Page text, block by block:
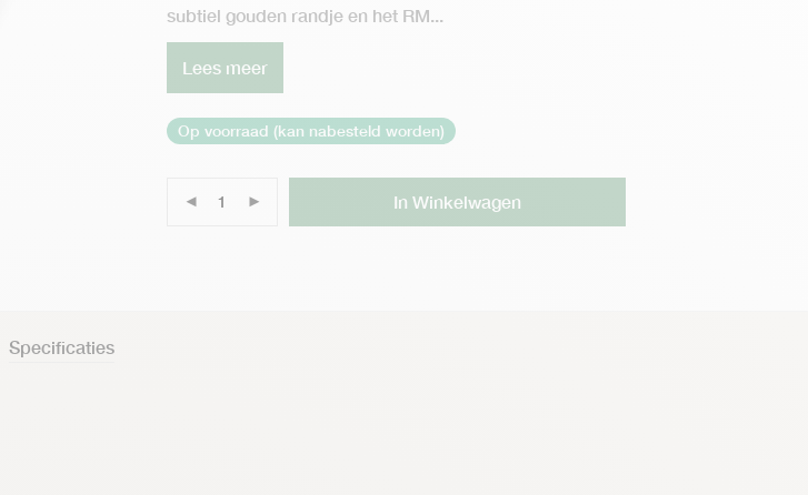
subtiel gouden randje en het RM...
Lees meer
Op voorraad (kan nabesteld worden)
In Winkelwagen
Specificaties